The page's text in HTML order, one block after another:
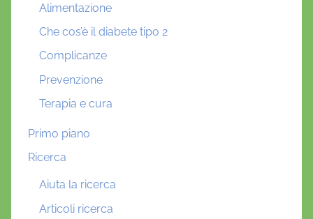
Alimentazione
Che cos’è il diabete tipo 2
Complicanze
Prevenzione
Terapia e cura
Primo piano
Ricerca
Aiuta la ricerca
Articoli ricerca